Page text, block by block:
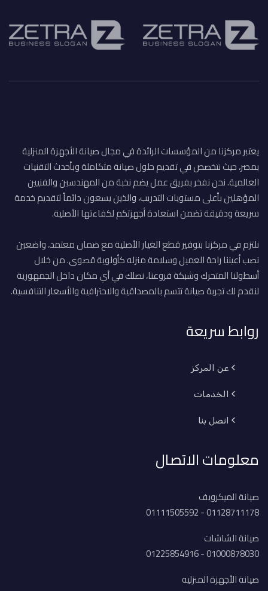
يعتبر مركزنا من المؤسسات الرائدة في مجال صيانة الأجهزة المنزلية
بمصر، حيث نتخصص في تقديم حلول صيانة متكاملة وبأحدث التقنيات
العالمية. نحن نفخر بفريق عمل يضم نخبة من المهندسين والفنيين
المؤهلين بأعلى مستويات التدريب، والذين يسعون دائماً لتقديم خدمة
سريعة ودقيقة تضمن استعادة أجهزتكم لكفاءتها الأصلية.
نلتزم في مركزنا بتوفير قطع الغيار الأصلية مع ضمان معتمد، واضعين
نصب أعيننا راحة العميل وسلامة منزله كأولوية قصوى. من خلال
أسطولنا المتحرك وشبكة فروعنا، نصلك في أي مكان داخل الجمهورية
لنقدم لك تجربة صيانة تتسم بالمصداقية والاحترافية والأسعار التنافسية.
روابط سريعة
عن المركز
الخدمات
اتصل بنا
معلومات الاتصال
صيانة الميكرويف
01128711178 - 01111505592
صيانة الشاشات
01000878030 - 01225854916
صيانة الأجهزة المنزليه